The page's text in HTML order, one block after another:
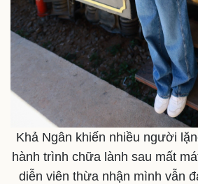
Thể thao
Bóng đá
Lịch thi đấu bóng đá
Ô tô -
Ô tô
Xe
Khả Ngân khiến nhiều người
hành trình chữa lành sau mất
diễn viên thừa nhận mình vẫn